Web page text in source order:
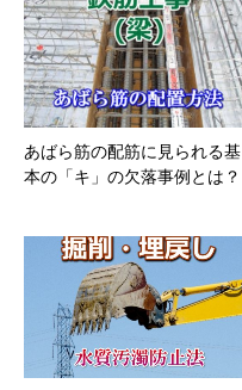
あばら筋の配筋に見られる基
本の「キ」の欠落事例とは？